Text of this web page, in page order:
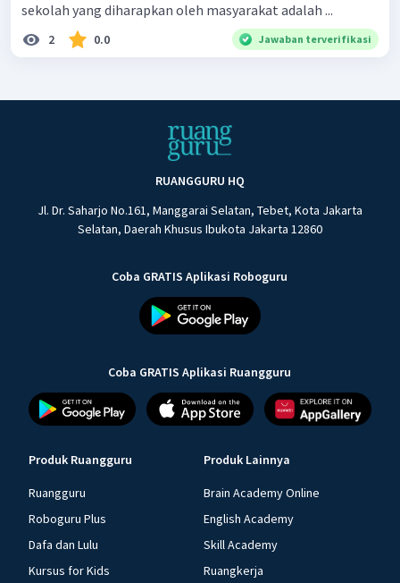
sekolah yang diharapkan oleh masyarakat adalah ...
2 0.0 Jawaban terverifikasi
RUANGGURU HQ
Jl. Dr. Saharjo No.161, Manggarai Selatan, Tebet, Kota Jakarta
Selatan, Daerah Khusus Ibukota Jakarta 12860
Coba GRATIS Aplikasi Roboguru
Coba GRATIS Aplikasi Ruangguru
Produk Ruangguru
Ruangguru
Roboguru Plus
Dafa dan Lulu
Kursus for Kids
Produk Lainnya
Brain Academy Online
English Academy
Skill Academy
Ruangkerja